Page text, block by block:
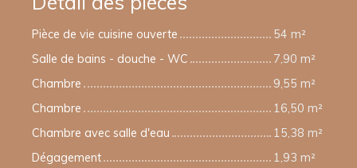
Pièce de vie cuisine ouverte
54 m²
Salle de bains - douche - WC
7,90 m²
Chambre
9,55 m²
Chambre
16,50 m²
Chambre avec salle d'eau
15,38 m²
Dégagement
1,93 m²